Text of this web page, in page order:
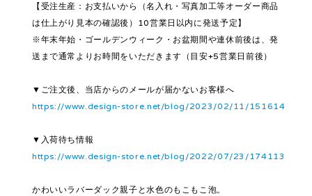
【受注生産：お支払いから（名入れ・写真加工等オーダー商品
は仕上がり見本の確認後）10営業日以内に発送予定】
※年末年始・ゴールデンウィーク・お盆期間や連休前後は、発
送まで通常よりお時間をいただきます（目安+5営業日前後）
▼ご注文後、当店からのメールが届かないお客様へ
https://www.design-store.net/blog/2023/02/11/151614
▼入荷待ち情報
https://www.design-store.net/blog/2022/07/23/174113
かわいいラバーダック親子と水色のもこもこ泡。